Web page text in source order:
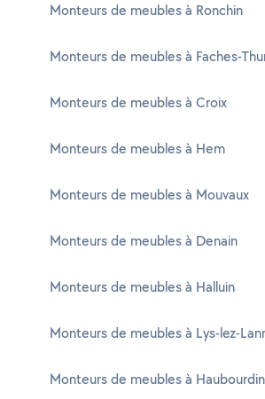
Monteurs de meubles à Ronchin
Monteurs de meubles à Faches-
Monteurs de meubles à Croix
Monteurs de meubles à Hem
Monteurs de meubles à Mouvaux
Monteurs de meubles à Denain
Monteurs de meubles à Halluin
Monteurs de meubles à Lys-lez-
Monteurs de meubles à Haubourdin